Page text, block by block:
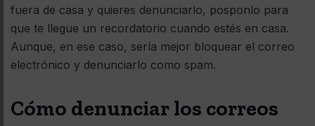
fuera de casa y quieres denunciarlo, posponlo para
que te llegue un recordatorio cuando estés en casa.
Aunque, en ese caso, sería mejor bloquear el correo
electrónico y denunciarlo como spam.
Cómo denunciar los correos